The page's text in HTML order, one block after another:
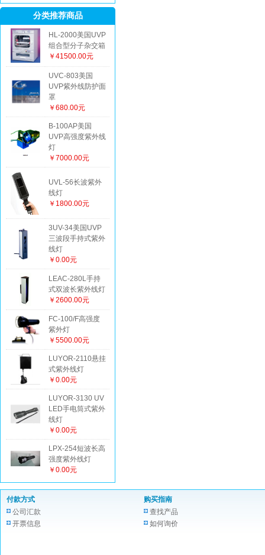
分类推荐商品
HL-2000美国UVP
组合型分子杂交箱
￥41500.00元
UVC-803美国
UVP紫外线防护面
罩
￥680.00元
B-100AP美国
UVP高强度紫外线
灯
￥7000.00元
UVL-56长波紫外
线灯
￥1800.00元
3UV-34美国UVP
三波段手持式紫外
线灯
￥0.00元
LEAC-280L手持
式双波长紫外线灯
￥2600.00元
FC-100/F高强度
紫外灯
￥5500.00元
LUYOR-2110悬挂
式紫外线灯
￥0.00元
LUYOR-3130 UV
LED手电筒式紫外
线灯
￥0.00元
LPX-254短波长高
强度紫外线灯
￥0.00元
付款方式
公司汇款
开票信息
购买指南
查找产品
如何询价